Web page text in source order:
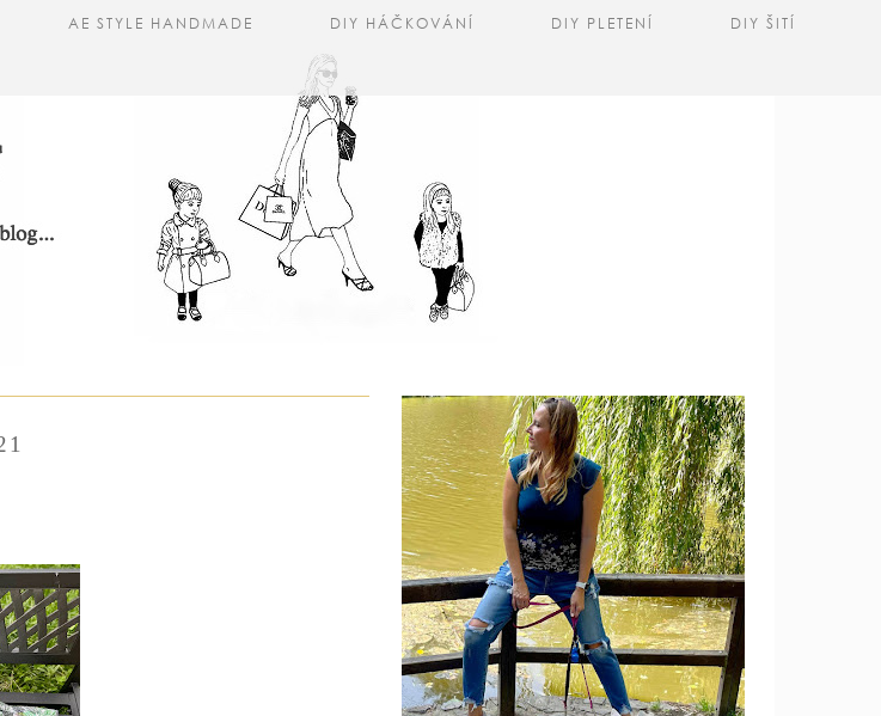
AE STYLE HANDMADE DIY HÁČKOVÁNÍ DIY PLETENÍ DIY ŠITÍ